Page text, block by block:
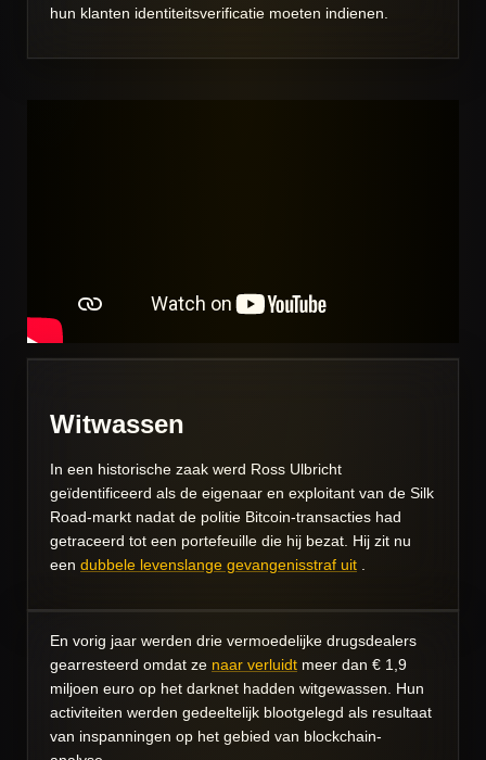
hun klanten identiteitsverificatie moeten indienen.
Witwassen
In een historische zaak werd Ross Ulbricht
geïdentificeerd als de eigenaar en exploitant van de Silk
Road-markt nadat de politie Bitcoin-transacties had
getraceerd tot een portefeuille die hij bezat. Hij zit nu
een dubbele levenslange gevangenisstraf uit
En vorig jaar werden drie vermoedelijke drugsdealers
gearresteerd omdat ze naar verluidt meer dan € 1,9
miljoen euro op het darknet hadden witgewassen. Hun
activiteiten werden gedeeltelijk blootgelegd als resultaat
van inspanningen op het gebied van blockchain-